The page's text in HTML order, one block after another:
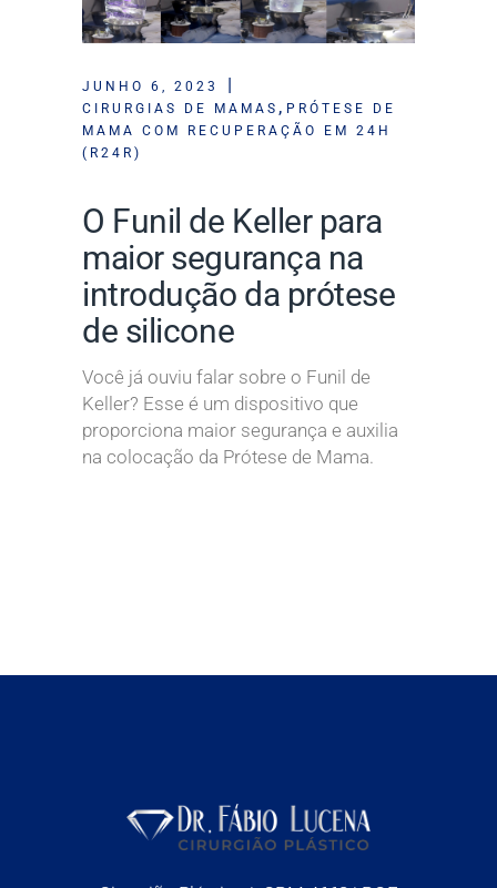
JUNHO 6, 2023
CIRURGIAS DE MAMAS , PRÓTESE DE
MAMA COM RECUPERAÇÃO EM 24H
(R24R)
O Funil de Keller para
maior segurança na
introdução da prótese
de silicone
Você já ouviu falar sobre o Funil de
Keller? Esse é um dispositivo que
proporciona maior segurança e auxilia
na colocação da Prótese de Mama.